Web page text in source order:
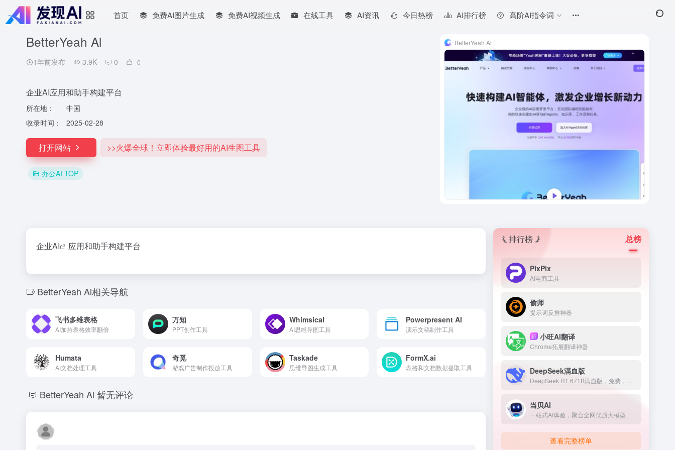
首页 免费AI图片生成 免费AI视频生成 在线工具 AI资讯 今日热榜 AI排行榜 高阶AI指令词
BetterYeah Al
1年前发布 3.9K 0 0
企业AI应用和助手构建平台
所在地：
中国
收录时间：
2025-02-28
打开网站 >>火爆全球！立即体验最好用的AI生图工具
办公AI TOP
BetterYeah Al
企业AI 应用和助手构建平台
BetterYeah Al相关导航
飞书多维表格
AI加持表格效率翻倍
万知
PPT创作工具
Whimsical
AI思维导图工具
Powerpresent AI
演示文稿制作工具
Humata
AI文档处理工具
奇觅
游戏广告制作投放工具
Taskade
思维导图生成工具
FormX.ai
表格和文档数据提取工具
BetterYeah Al 暂无评论
排行榜 总榜
PixPix
AI电商工具
偷师
提示词反推神器
新 小旺AI翻译
Chrome拓展翻译神器
DeepSeek满血版
当贝AI
一站式AI体验，聚合全网优质大模型
查看完整榜单